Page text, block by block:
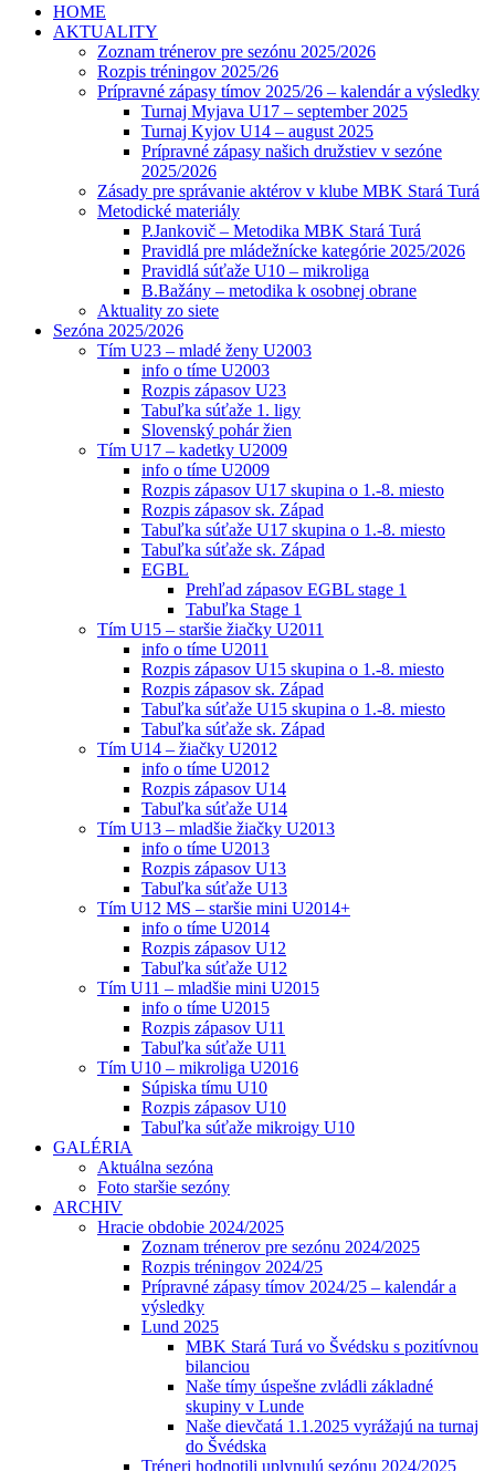
HOME
AKTUALITY
Zoznam trénerov pre sezónu 2025/2026
Rozpis tréningov 2025/26
Prípravné zápasy tímov 2025/26 – kalendár a výsledky
Turnaj Myjava U17 – september 2025
Turnaj Kyjov U14 – august 2025
Prípravné zápasy našich družstiev v sezóne
2025/2026
Zásady pre správanie aktérov v klube MBK Stará Turá
Metodické materiály
P.Jankovič – Metodika MBK Stará Turá
Pravidlá pre mládežnícke kategórie 2025/2026
Pravidlá súťaže U10 – mikroliga
B.Bažány – metodika k osobnej obrane
Aktuality zo siete
Sezóna 2025/2026
Tím U23 – mladé ženy U2003
info o tíme U2003
Rozpis zápasov U23
Tabuľka súťaže 1. ligy
Slovenský pohár žien
Tím U17 – kadetky U2009
info o tíme U2009
Rozpis zápasov U17 skupina o 1.-8. miesto
Rozpis zápasov sk. Západ
Tabuľka súťaže U17 skupina o 1.-8. miesto
Tabuľka súťaže sk. Západ
EGBL
Prehľad zápasov EGBL stage 1
Tabuľka Stage 1
Tím U15 – staršie žiačky U2011
info o tíme U2011
Rozpis zápasov U15 skupina o 1.-8. miesto
Rozpis zápasov sk. Západ
Tabuľka súťaže U15 skupina o 1.-8. miesto
Tabuľka súťaže sk. Západ
Tím U14 – žiačky U2012
info o tíme U2012
Rozpis zápasov U14
Tabuľka súťaže U14
Tím U13 – mladšie žiačky U2013
info o tíme U2013
Rozpis zápasov U13
Tabuľka súťaže U13
Tím U12 MS – staršie mini U2014+
info o tíme U2014
Rozpis zápasov U12
Tabuľka súťaže U12
Tím U11 – mladšie mini U2015
info o tíme U2015
Rozpis zápasov U11
Tabuľka súťaže U11
Tím U10 – mikroliga U2016
Súpiska tímu U10
Rozpis zápasov U10
Tabuľka súťaže mikroigy U10
GALÉRIA
Aktuálna sezóna
Foto staršie sezóny
ARCHIV
Hracie obdobie 2024/2025
Zoznam trénerov pre sezónu 2024/2025
Rozpis tréningov 2024/25
Prípravné zápasy tímov 2024/25 – kalendár a
výsledky
Lund 2025
MBK Stará Turá vo Švédsku s pozitívnou
bilanciou
Naše tímy úspešne zvládli základné
skupiny v Lunde
Naše dievčatá 1.1.2025 vyrážajú na turnaj
do Švédska
Tréneri hodnotili uplynulú sezónu 2024/2025